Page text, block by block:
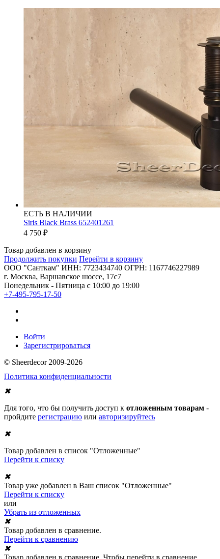
ЕСТЬ В НАЛИЧИИ
Siris Black Brass 652401261
4 750 ₽
Товар добавлен в корзину
Продолжить покупки Перейти в корзину
ООО "Санткам" ИНН: 7723434740 ОГРН: 1167746227989
г. Москва, Варшавское шоссе, 17с7
Понедельник - Пятница с 10:00 до 19:00
+7-495-795-17-50
Войти
Зарегистрироваться
© Sheerdecor 2009-2026
Политика конфиденциальности
✖
Для того, что бы получить доступ к отложенным товарам -
пройдите регистрацию или авторизируйтесь
✖
Товар добавлен в список "Отложенные"
Перейти к списку
✖
Товар уже добавлен в Ваш список "Отложенные"
Перейти к списку
или
Убрать из отложенных
✖
Товар добавлен в сравнение.
Перейти к сравнению
✖